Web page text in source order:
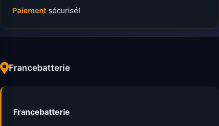
Paiement sécurisé!
Francebatterie
Francebatterie